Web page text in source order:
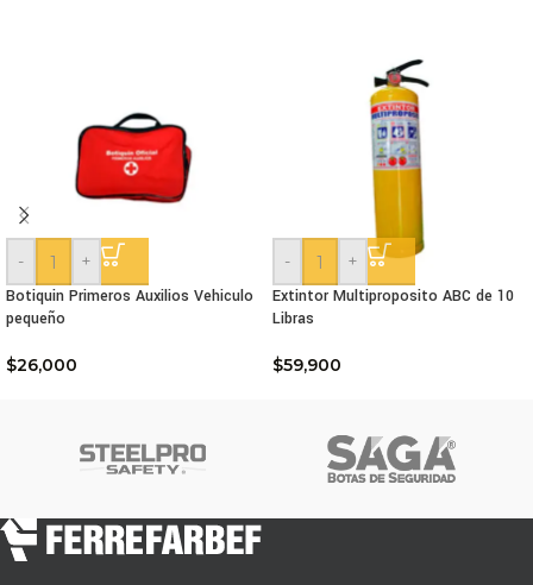
-
+
Botiquin Primeros Auxilios Vehiculo
pequeño
$26,000
-
+
Extintor Multiproposito ABC de 10
Libras
$59,900